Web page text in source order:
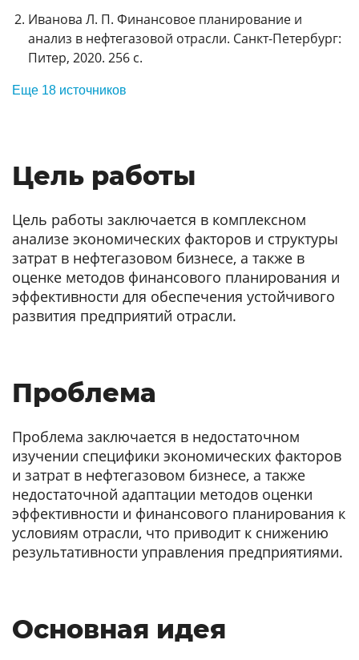
Иванова Л. П. Финансовое планирование и
анализ в нефтегазовой отрасли. Санкт-Петербург:
Питер, 2020. 256 с.
Еще 18 источников
Цель работы
Цель работы заключается в комплексном
анализе экономических факторов и структуры
затрат в нефтегазовом бизнесе, а также в
оценке методов финансового планирования и
эффективности для обеспечения устойчивого
развития предприятий отрасли.
Проблема
Проблема заключается в недостаточном
изучении специфики экономических факторов
и затрат в нефтегазовом бизнесе, а также
недостаточной адаптации методов оценки
эффективности и финансового планирования к
условиям отрасли, что приводит к снижению
результативности управления предприятиями.
Основная идея